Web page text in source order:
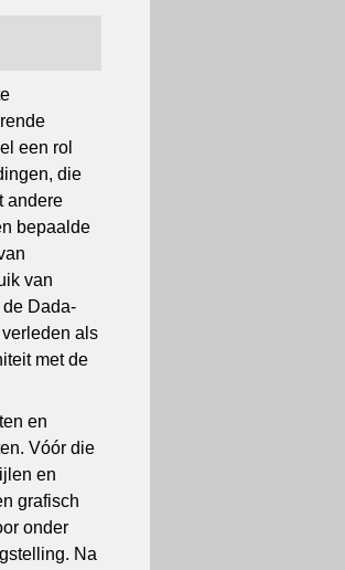
een rol
die
andere
bepaalde
van
Dada-
als
met de
en
Vóór die
en
grafisch
onder
Na